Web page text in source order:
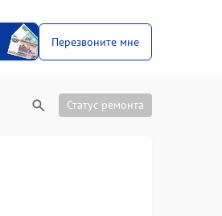
Перезвоните мне
Статус ремонта